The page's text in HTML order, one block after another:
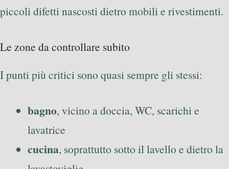
piccoli difetti nascosti dietro mobili e rivestimenti.
Le zone da controllare subito
I punti più critici sono quasi sempre gli stessi:
bagno, vicino a doccia, WC, scarichi e
lavatrice
cucina, soprattutto sotto il lavello e dietro la